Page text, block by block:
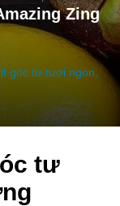
Zing
góc tư tươi ngon,
tư